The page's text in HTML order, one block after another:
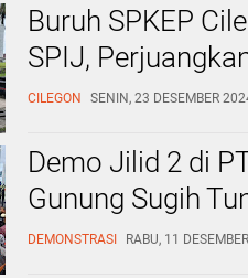
Buruh SPKEP
SPIJ,
CILEGON SENIN, 23 DESEMBER
Demo Jilid 2 di
Gunung Sugih
DEMONSTRASI RABU, 11